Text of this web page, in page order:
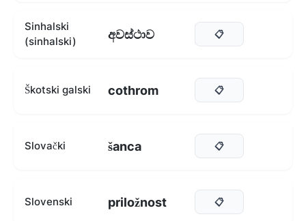
Sinhalski
(sinhalski)
අවස්ථාව 📋
Škotski galski cothrom 📋
Slovački šanca 📋
Slovenski priložnost 📋